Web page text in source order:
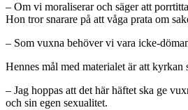
– Om vi moraliserar och säger att
Hon tror snarare på att våga prata om
– Som vuxna behöver vi vara icke-
Hennes mål med materialet är att
– Jag hoppas att det här häftet ska ge
och sin egen sexualitet.